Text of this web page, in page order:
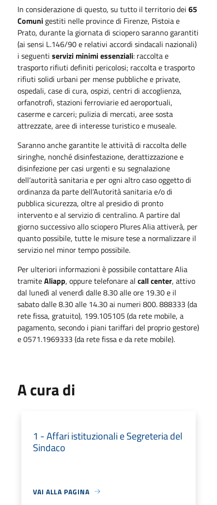
In considerazione di questo, su tutto il territorio dei 65
Comuni gestiti nelle province di Firenze, Pistoia e
Prato, durante la giornata di sciopero saranno garantiti
(ai sensi L.146/90 e relativi accordi sindacali nazionali)
i seguenti servizi minimi essenziali: raccolta e
trasporto rifiuti definiti pericolosi; raccolta e trasporto
rifiuti solidi urbani per mense pubbliche e private,
ospedali, case di cura, ospizi, centri di accoglienza,
orfanotrofi, stazioni ferroviarie ed aeroportuali,
caserme e carceri; pulizia di mercati, aree sosta
attrezzate, aree di interesse turistico e museale.
Saranno anche garantite le attività di raccolta delle
siringhe, nonché disinfestazione, derattizzazione e
disinfezione per casi urgenti e su segnalazione
dell’autorità sanitaria e per ogni altro caso oggetto di
ordinanza da parte dell’Autorità sanitaria e/o di
pubblica sicurezza, oltre al presidio di pronto
intervento e al servizio di centralino. A partire dal
giorno successivo allo sciopero Plures Alia attiverà, per
quanto possibile, tutte le misure tese a normalizzare il
servizio nel minor tempo possibile.
Per ulteriori informazioni è possibile contattare Alia
tramiteAliapp, oppure telefonare al call center, attivo
dal lunedì al venerdì dalle 8.30 alle ore 19.30 e il
sabato dalle 8.30 alle 14.30 ai numeri 800. 888333 (da
rete fissa, gratuito), 199.105105 (da rete mobile, a
pagamento, secondo i piani tariffari del proprio gestore)
e 0571.1969333 (da rete fissa e da rete mobile).
A cura di
1 - Affari istituzionali e Segreteria del
Sindaco
VAI ALLA PAGINA